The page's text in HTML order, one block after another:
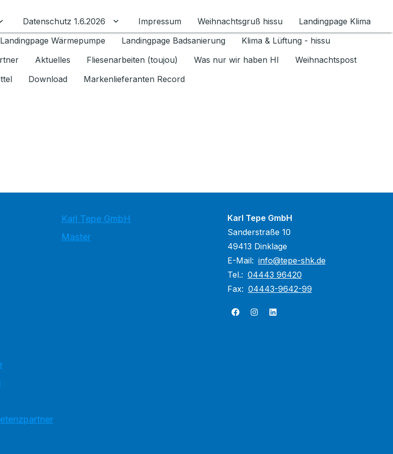
Untermenü für Ratgeber umschalten
Datenschutz 1.6.2026 Untermenü für Datenschutz 1.6.2026 umschalten
Impressum Weihnachtsgruß hissu
Landingpage Klima
Landingpage Wärmepumpe Landingpage Badsanierung
Klima & Lüftung - hissu
Aktuelles Fliesenarbeiten (toujou) Was nur wir haben HI
Weihnachtspost
Download Markenlieferanten Record
Karl Tepe GmbH
Master
Karl Tepe GmbH
Sanderstraße 10
49413 Dinklage
E-Mail: info@tepe-shk.de
Tel.: 04443 96420
Fax: 04443-9642-99